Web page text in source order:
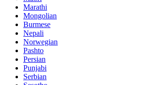
Marathi
Mongolian
Burmese
Nepali
Norwegian
Pashto
Persian
Punjabi
Serbian